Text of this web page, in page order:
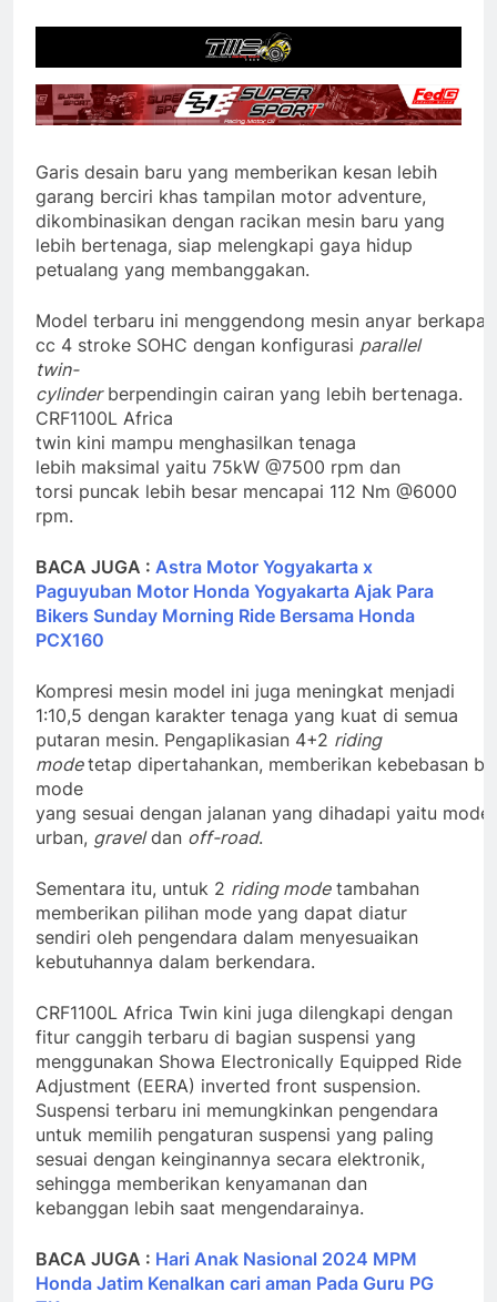
Garis desain baru yang memberikan kesan lebih
garang berciri khas tampilan motor adventure,
dikombinasikan dengan racikan mesin baru yang
lebih bertenaga, siap melengkapi gaya hidup
petualang yang membanggakan.
Model terbaru ini menggendong mesin anyar
cc 4 stroke SOHC dengan konfigurasi parallel
twin-
cylinderberpendingin cairan yang lebih bertenaga.
CRF1100L Africa
twin kini mampu menghasilkan tenaga
lebih maksimal yaitu 75kW @7500 rpm dan
torsi puncak lebih besar mencapai 112 Nm @6000
rpm.
BACA JUGA : Astra Motor Yogyakarta x
Paguyuban Motor Honda Yogyakarta Ajak Para
Bikers Sunday Morning Ride Bersama Honda
PCX160
Kompresi mesin model ini juga meningkat menjadi
1:10,5 dengan karakter tenaga yang kuat di semua
putaran mesin. Pengaplikasian 4+2 riding
modetetap dipertahankan, memberikan kebebasan
mode
yang sesuai dengan jalanan yang dihadapi yaitu mode
urban, graveldan off-road.
Sementara itu, untuk 2 riding modetambahan
memberikan pilihan mode yang dapat diatur
sendiri oleh pengendara dalam menyesuaikan
kebutuhannya dalam berkendara.
CRF1100L Africa Twin kini juga dilengkapi dengan
fitur canggih terbaru di bagian suspensi yang
menggunakan Showa Electronically Equipped Ride
Adjustment (EERA) inverted front suspension.
Suspensi terbaru ini memungkinkan pengendara
untuk memilih pengaturan suspensi yang paling
sesuai dengan keinginannya secara elektronik,
sehingga memberikan kenyamanan dan
kebanggan lebih saat mengendarainya.
BACA JUGA : Hari Anak Nasional 2024 MPM
Honda Jatim Kenalkan cari aman Pada Guru PG